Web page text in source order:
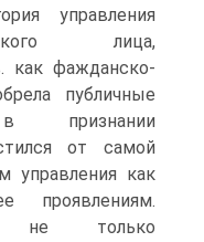
управления
лица,
как фажданско-
публичные
признании
от самой
управления как
проявлениям.
не только